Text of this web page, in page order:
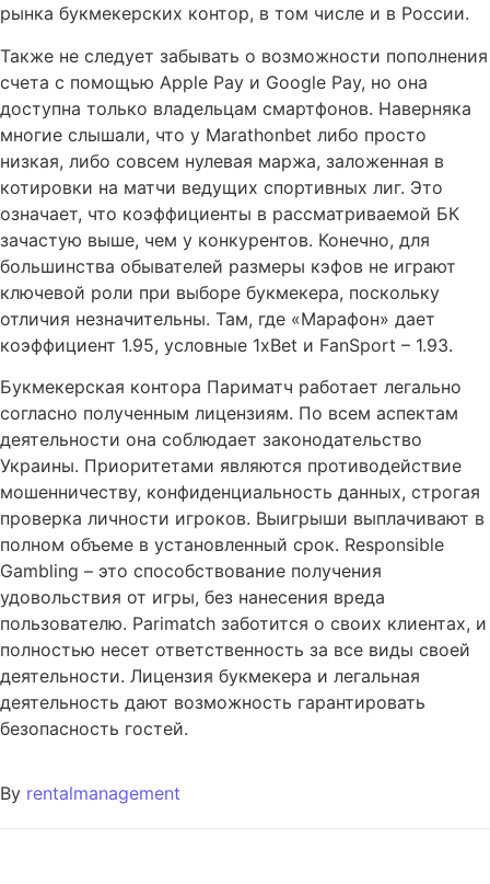
рынка букмекерских контор, в том числе и в России.
Также не следует забывать о возможности пополнения
счета с помощью Apple Pay и Google Pay, но она
доступна только владельцам смартфонов. Наверняка
многие слышали, что у Marathonbet либо просто
низкая, либо совсем нулевая маржа, заложенная в
котировки на матчи ведущих спортивных лиг. Это
означает, что коэффициенты в рассматриваемой БК
зачастую выше, чем у конкурентов. Конечно, для
большинства обывателей размеры кэфов не играют
ключевой роли при выборе букмекера, поскольку
отличия незначительны. Там, где «Марафон» дает
коэффициент 1.95, условные 1xBet и FanSport – 1.93.
Букмекерская контора Париматч работает легально
согласно полученным лицензиям. По всем аспектам
деятельности она соблюдает законодательство
Украины. Приоритетами являются противодействие
мошенничеству, конфиденциальность данных, строгая
проверка личности игроков. Выигрыши выплачивают в
полном объеме в установленный срок. Responsible
Gambling – это способствование получения
удовольствия от игры, без нанесения вреда
пользователю. Parimatch заботится о своих клиентах, и
полностью несет ответственность за все виды своей
деятельности. Лицензия букмекера и легальная
деятельность дают возможность гарантировать
безопасность гостей.
By rentalmanagement